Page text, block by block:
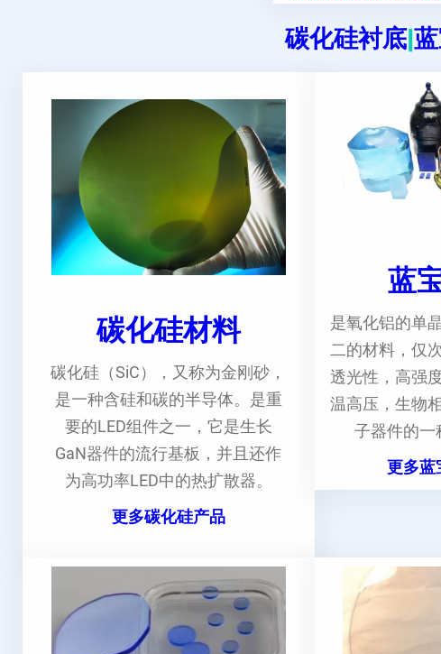
碳化硅衬底|
碳化硅材料
碳化硅（SiC），又称为金刚砂，
是一种含硅和碳的半导体。是重
要的LED组件之一，它是生长
GaN器件的流行基板，并且还作
为高功率LED中的热扩散器。
更多碳化硅产品
蓝
是氧化铝的单
二的材料，仅
透光性，高强
温高压，生物
子器件的一
更多蓝